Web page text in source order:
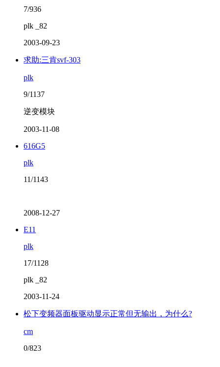
7/936
plk _82
2003-09-23
求助:三肯svf-303
plk
9/1137
逆变模块
2003-11-08
616G5
plk
11/1143
2008-12-27
E11
plk
17/1128
plk _82
2003-11-24
松下变频器面板驱动显示正常但无输出，为什么?
cm
0/823